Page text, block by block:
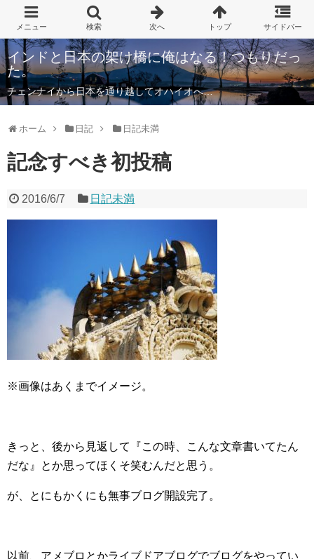
インドと日本の架け橋に俺はなる！つもりだっ
た。
チェンナイから日本を通り越してオハイオへ…
ホーム 日記 日記未満
記念すべき初投稿
2016/6/7 日記未満
※画像はあくまでイメージ。
きっと、後から見返して『この時、こんな文章書いてたん
だな』とか思ってほくそ笑むんだと思う。
が、とにもかくにも無事ブログ開設完了。
以前、アメブロとかライブドアブログでブログをやってい